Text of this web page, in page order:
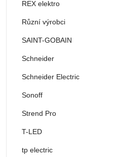
REX elektro
Různí výrobci
SAINT-GOBAIN
Schneider
Schneider Electric
Sonoff
Strend Pro
T-LED
tp electric